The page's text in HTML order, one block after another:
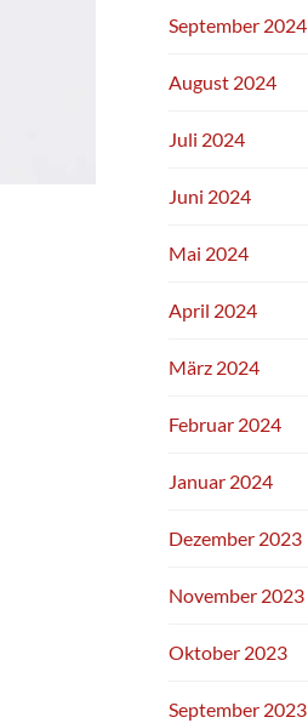
September 2024
August 2024
Juli 2024
Juni 2024
Mai 2024
April 2024
März 2024
Februar 2024
Januar 2024
Dezember 2023
November 2023
Oktober 2023
September 2023